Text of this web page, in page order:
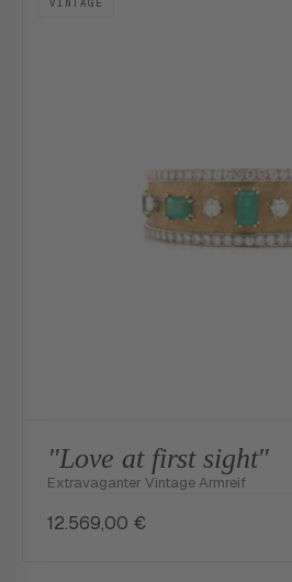
VINTAGE
"Love at first sight"
Extravaganter Vintage Armreif
12.569,00 €